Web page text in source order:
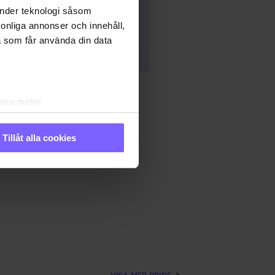
teknologi såsom
annonser och innehåll,
får använda din data
meter
. Du kan ändra
information från din enhet
kombinera informationen
Tillåt alla cookies